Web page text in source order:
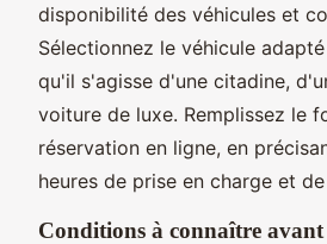
disponibilité des véhicules et
Sélectionnez le véhicule
qu'il s'agisse d'une citadine,
voiture de luxe. Remplissez le
réservation en ligne, en
heures de prise en charge et
Conditions à connaître